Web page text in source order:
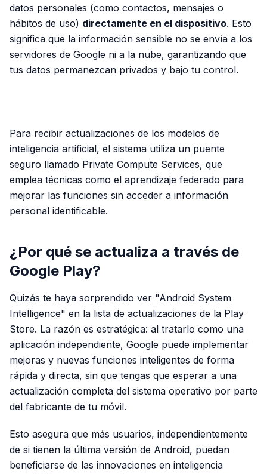
datos personales (como contactos, mensajes o
hábitos de uso) directamente en el dispositivo. Esto
significa que la información sensible no se envía a los
servidores de Google ni a la nube, garantizando que
tus datos permanezcan privados y bajo tu control.
Para recibir actualizaciones de los modelos de
inteligencia artificial, el sistema utiliza un puente
seguro llamado Private Compute Services, que
emplea técnicas como el aprendizaje federado para
mejorar las funciones sin acceder a información
personal identificable.
¿Por qué se actualiza a través de
Google Play?
Quizás te haya sorprendido ver "Android System
Intelligence" en la lista de actualizaciones de la Play
Store. La razón es estratégica: al tratarlo como una
aplicación independiente, Google puede implementar
mejoras y nuevas funciones inteligentes de forma
rápida y directa, sin que tengas que esperar a una
actualización completa del sistema operativo por parte
del fabricante de tu móvil.
Esto asegura que más usuarios, independientemente
de si tienen la última versión de Android, puedan
beneficiarse de las innovaciones en inteligencia